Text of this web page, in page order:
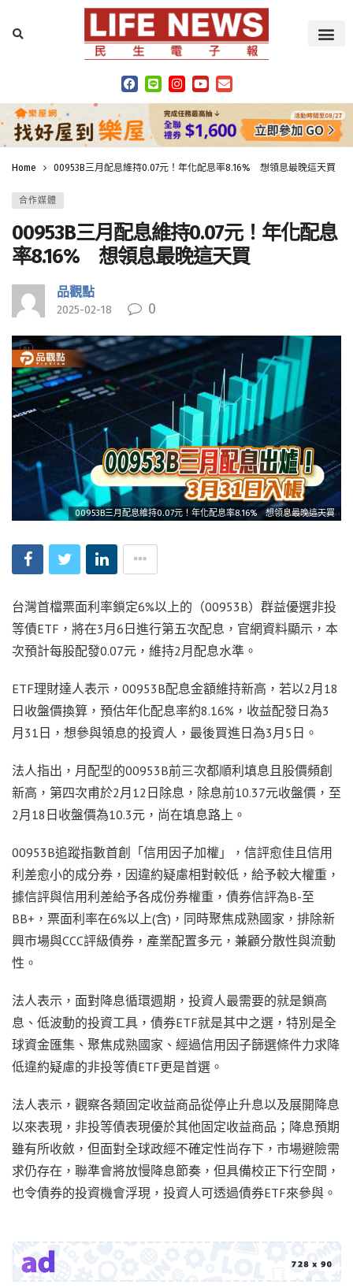
Home 00953B三月配息維持0.07元！年化配息率8.16% 想領息最晚這天買
合作媒體
00953B三月配息維持0.07元！年化配息
率8.16% 想領息最晚這天買
品觀點
2025-02-18 0
00953B三月配息維持0.07元！年化配息率8.16% 想領息最晚這天買
台灣首檔票面利率鎖定6%以上的（00953B）群益優選非投
等債ETF，將在3月6日進行第五次配息，官網資料顯示，本
次預計每股配發0.07元，維持2月配息水準。
ETF理財達人表示，00953B配息金額維持新高，若以2月18
日收盤價換算，預估年化配息率約8.16%，收益配發日為3
月31日，想參與領息的投資人，最後買進日為3月5日。
法人指出，月配型的00953B前三次都順利填息且股價頻創
新高，第四次甫於2月12日除息，除息前10.37元收盤價，至
2月18日收盤價為10.3元，尚在填息路上。
00953B追蹤指數首創「信用因子加權」，信評愈佳且信用
利差愈小的成分券，因違約疑慮相對較低，給予較大權重，
據信評與信用利差給予各成份券權重，債券信評為B-至
BB+，票面利率在6%以上(含)，同時聚焦成熟國家，排除新
興市場與CCC評級債券，產業配置多元，兼顧分散性與流動
性。
法人表示，面對降息循環週期，投資人最需要的就是鎖高
息、低波動的投資工具，債券ETF就是其中之選，特別是全
球資金匯集、聚焦成熟國家、經過信用因子篩選條件力求降
低違約疑慮的非投等債ETF更是首選。
法人表示，觀察各類固定收益商品從停止升息以及展開降息
以來表現，非投等債表現優於其他固定收益商品；降息預期
雖有所收斂，但面對全球政經不確定性尚存下，市場避險需
求仍存在，聯準會將放慢降息節奏，但具備校正下行空間，
也令債券的投資機會浮現，投資人可透過債券ETF來參與。